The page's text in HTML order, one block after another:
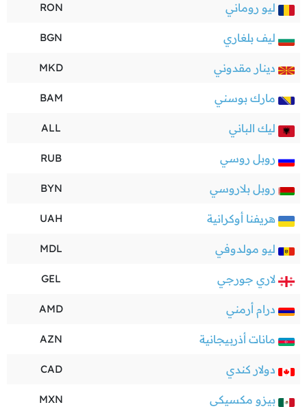
ليو روماني RON
ليف بلغاري BGN
دينار مقدوني MKD
مارك بوسني BAM
ليك الباني ALL
روبل روسي RUB
روبل بلاروسي BYN
هريفنا أوكرانية UAH
ليو مولدوفي MDL
لاري جورجي GEL
درام أرمني AMD
مانات أذربيجانية AZN
دولار كندي CAD
بيزو مكسيكي MXN